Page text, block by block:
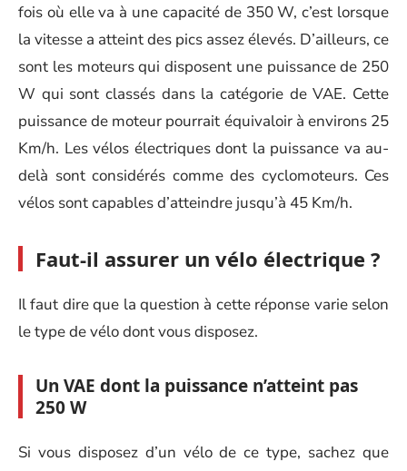
fois où elle va à une capacité de 350 W, c’est lorsque
la vitesse a atteint des pics assez élevés. D’ailleurs, ce
sont les moteurs qui disposent une puissance de 250
W qui sont classés dans la catégorie de VAE. Cette
puissance de moteur pourrait équivaloir à environs 25
Km/h. Les vélos électriques dont la puissance va au-
delà sont considérés comme des cyclomoteurs. Ces
vélos sont capables d’atteindre jusqu’à 45 Km/h.
Faut-il assurer un vélo électrique ?
Il faut dire que la question à cette réponse varie selon
le type de vélo dont vous disposez.
Un VAE dont la puissance n’atteint pas
250 W
Si vous disposez d’un vélo de ce type, sachez que